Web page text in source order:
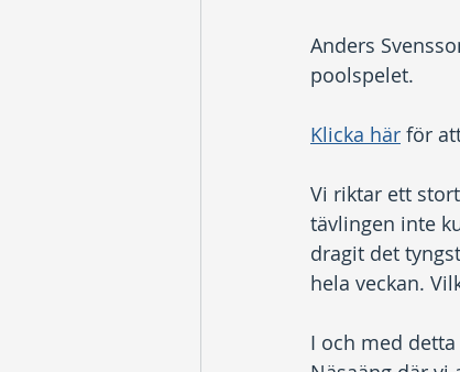
Anders
poolspelet.
Klicka här för
Vi riktar ett
tävlingen inte
dragit det
hela veckan.
I och med